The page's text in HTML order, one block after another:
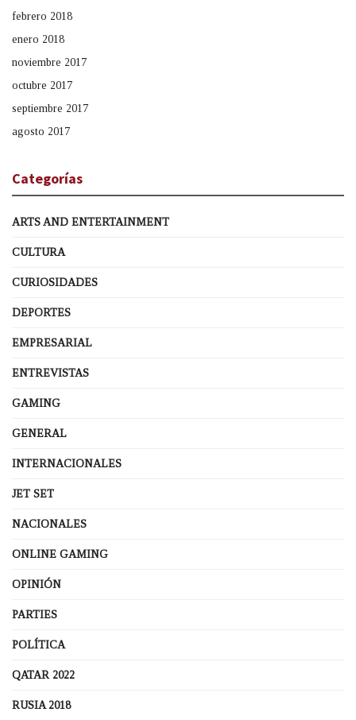
febrero 2018
enero 2018
noviembre 2017
octubre 2017
septiembre 2017
agosto 2017
Categorías
ARTS AND ENTERTAINMENT
CULTURA
CURIOSIDADES
DEPORTES
EMPRESARIAL
ENTREVISTAS
GAMING
GENERAL
INTERNACIONALES
JET SET
NACIONALES
ONLINE GAMING
OPINIÓN
PARTIES
POLÍTICA
QATAR 2022
RUSIA 2018